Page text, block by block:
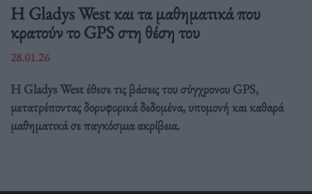
Η Gladys West και τα μαθηματικά που
κρατούν το GPS στη θέση του
28.01.26
Η Gladys West έθεσε τις βάσεις του σύγχρονου GPS,
μετατρέποντας δορυφορικά δεδομένα, υπομονή και καθαρά
μαθηματικά σε παγκόσμια ακρίβεια.